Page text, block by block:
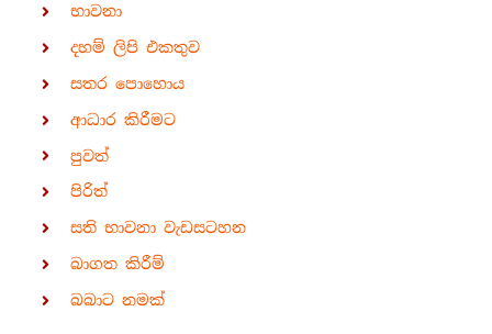
භාවනා
දහම් ලිපි එකතුව
සතර පොහොය
ආධාර කිරීමට
පුවත්
පිරිත්
සති භාවනා වැඩසටහන
බාගත කිරීම්
බබාට නමක්